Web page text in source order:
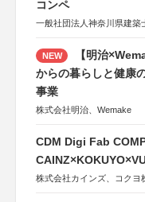
コンペ
一般社団法人神奈川県建築
NEW
【明治
からの暮らしと健康
事業
株式会社明治、Wemake
CDM Digi Fab
株式会社カインズ、コクヨ